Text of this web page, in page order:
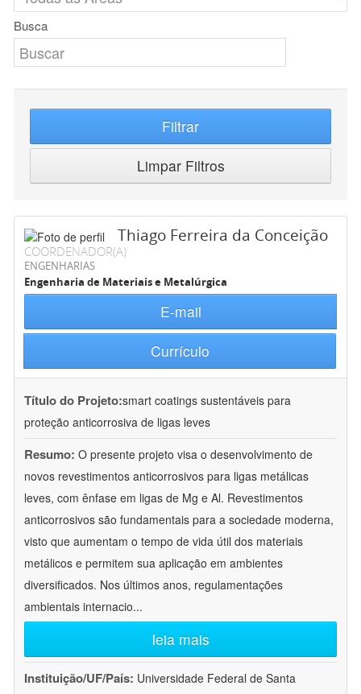
Busca
Filtrar
Limpar Filtros
Thiago Ferreira da Conceição
COORDENADOR(A)
ENGENHARIAS
Engenharia de Materiais e Metalúrgica
E-mail
Currículo
Título do Projeto:smart coatings sustentáveis para
proteção anticorrosiva de ligas leves
Resumo: O presente projeto visa o desenvolvimento de
novos revestimentos anticorrosivos para ligas metálicas
leves, com ênfase em ligas de Mg e Al. Revestimentos
anticorrosivos são fundamentais para a sociedade moderna,
visto que aumentam o tempo de vida útil dos materiais
metálicos e permitem sua aplicação em ambientes
diversificados. Nos últimos anos, regulamentações
ambientais internacio...
leia mais
Instituição/UF/País: Universidade Federal de Santa